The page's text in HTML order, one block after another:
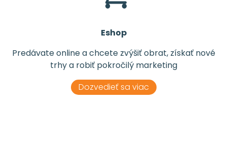
Eshop
Predávate online a chcete zvýšiť obrat, získať nové
trhy a robiť pokročilý marketing
Dozvedieť sa viac